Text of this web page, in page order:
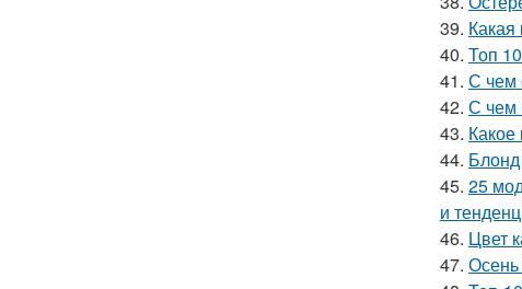
39.
40. Топ
41. С чем
42. С чем
43. Какое
44.
45. 25
и
46. Цвет
47. Осень